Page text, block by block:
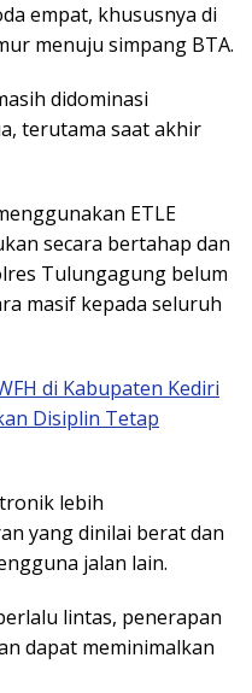
empat, khususnya di
menuju simpang BTA.
didominasi
terutama saat akhir
ETLE
secara bertahap dan
Tulungagung belum
masif kepada seluruh
di Kabupaten Kediri
Disiplin Tetap
lebih
yang dinilai berat dan
jalan lain.
lintas, penerapan
dapat meminimalkan